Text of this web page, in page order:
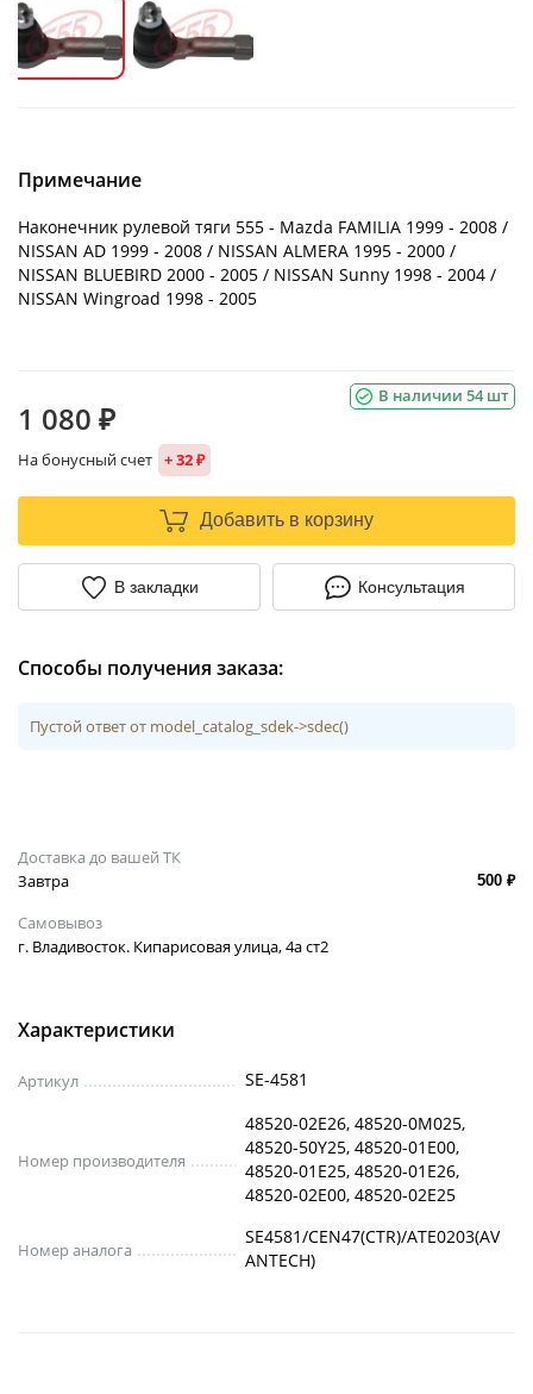
Примечание
Наконечник рулевой тяги 555 - Mazda FAMILIA 1999 - 2008 /
NISSAN AD 1999 - 2008 / NISSAN ALMERA 1995 - 2000 /
NISSAN BLUEBIRD 2000 - 2005 / NISSAN Sunny 1998 - 2004 /
NISSAN Wingroad 1998 - 2005
В наличии 54 шт
1 080 ₽
На бонусный счет + 32 ₽
Добавить в корзину
В закладки Консультация
Способы получения заказа:
Пустой ответ от model_catalog_sdek->sdec()
Доставка до вашей ТК
Завтра
500 ₽
Самовывоз
г. Владивосток. Кипарисовая улица, 4а ст2
Характеристики
Артикул SE-4581
Номер производителя
48520-02E26, 48520-0M025,
48520-50Y25, 48520-01E00,
48520-01E25, 48520-01E26,
48520-02E00, 48520-02E25
Номер аналога
SE4581/CEN47(CTR)/ATE0203(AV
ANTECH)